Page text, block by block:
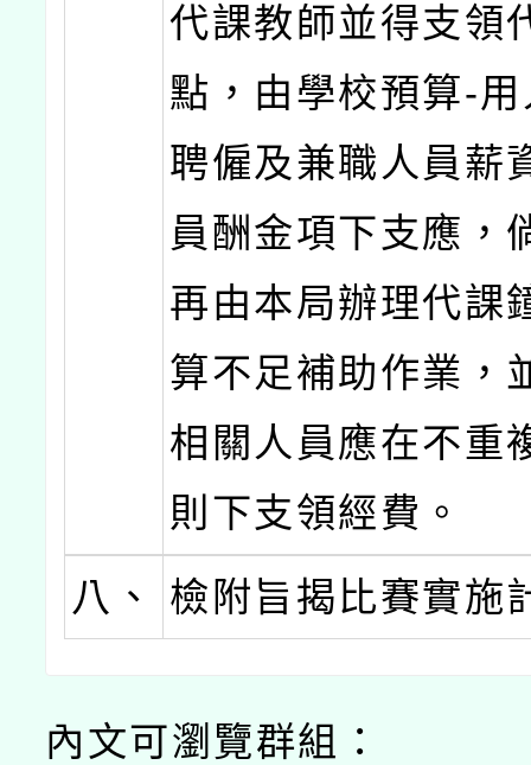
代課教師並得支領
點，由學校預算-
聘僱及兼職人員薪
員酬金項下支應，
再由本局辦理代課
算不足補助作業，
相關人員應在不重
則下支領經費。
八、
檢附旨揭比賽實施
內文可瀏覽群組：